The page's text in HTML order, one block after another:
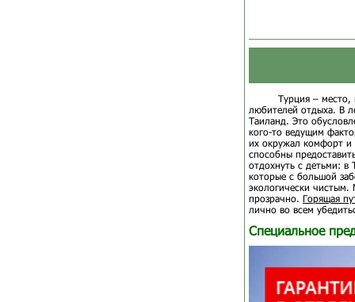
Турция – место,
любителей отдыха. В
Таиланд. Это
кого-то ведущим
их окружал комфорт и
способны
отдохнуть с детьми:
которые с большой
экологически чистым.
прозрачно. Горящая
лично во всем
Специальное